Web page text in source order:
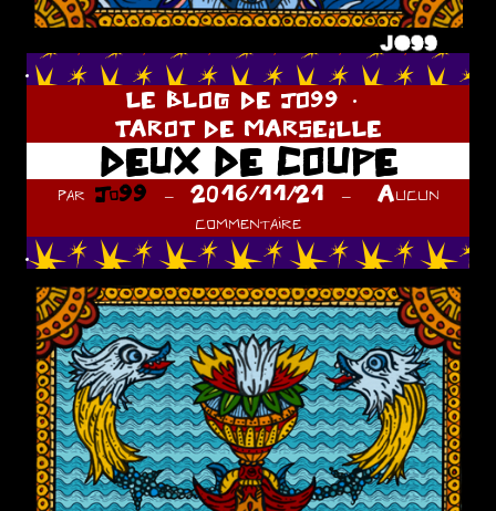
.
LE BLOG DE JO99
TAROT DE MARSEILLE
DEUX DE COUPE
par Jo99 2016/11/21
Aucun
commentaire
.